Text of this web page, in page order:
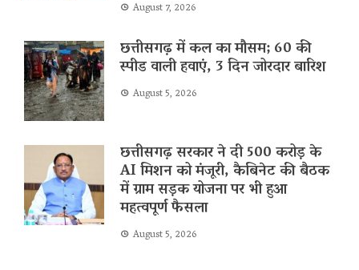
August 7, 2026
छत्तीसगढ़ में कल का मौसम; 60 की
स्पीड वाली हवाएं, 3 दिन जोरदार बारिश
August 5, 2026
छत्तीसगढ़ सरकार ने दी 500 करोड़ के
AI मिशन को मंजूरी, कैबिनेट की बैठक
में ग्राम सड़क योजना पर भी हुआ
महत्वपूर्ण फैसला
August 5, 2026